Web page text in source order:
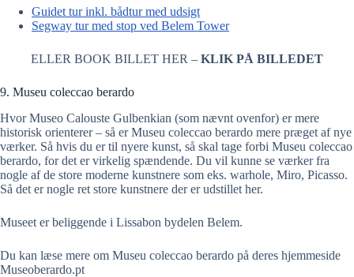
Guidet tur inkl. bådtur med udsigt
Segway tur med stop ved Belem Tower
ELLER BOOK BILLET HER – KLIK PÅ BILLEDET
9. Museu coleccao berardo
Hvor Museo Calouste Gulbenkian (som nævnt ovenfor) er mere
historisk orienterer – så er Museu coleccao berardo mere præget af nye
værker. Så hvis du er til nyere kunst, så skal tage forbi Museu coleccao
berardo, for det er virkelig spændende. Du vil kunne se værker fra
nogle af de store moderne kunstnere som eks. warhole, Miro, Picasso.
Så det er nogle ret store kunstnere der er udstillet her.
Museet er beliggende i Lissabon bydelen Belem.
Du kan læse mere om Museu coleccao berardo på deres hjemmeside
Museoberardo.pt